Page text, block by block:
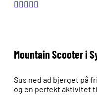
Mountain Scooter i
Sus ned ad bjerget på
og en perfekt aktivitet